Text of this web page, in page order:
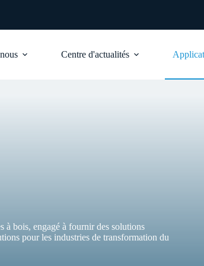
Centre d'actualités
à bois, engagé à fournir des solutions
pour les industries de transformation du